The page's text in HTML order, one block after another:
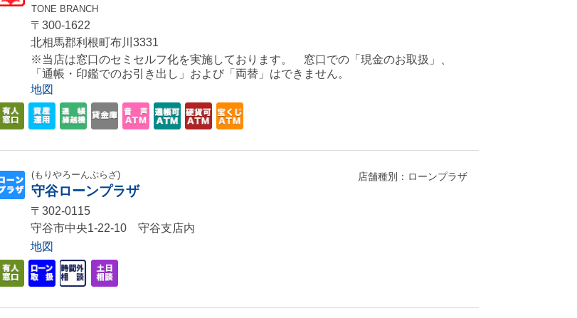
TONE BRANCH
〒300-1622
北相馬郡利根町布川3331
※当店は窓口のセミセルフ化を実施しております。 窓口での「現金のお取扱」、
「通帳・印鑑でのお引き出し」および「両替」はできません。
地図
(もりやろーんぷらざ)
守谷ローンプラザ
店舗種別：ローンプラザ
〒302-0115
守谷市中央1-22-10 守谷支店内
地図